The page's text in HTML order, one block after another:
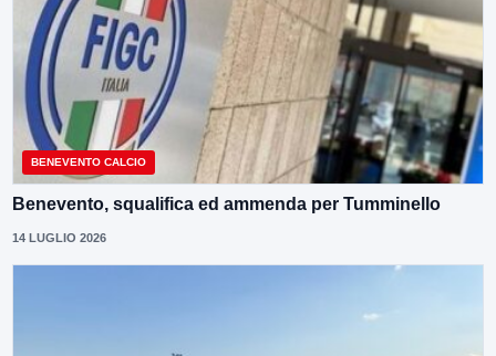
BENEVENTO CALCIO
Benevento, squalifica ed ammenda per Tumminello
14 LUGLIO 2026